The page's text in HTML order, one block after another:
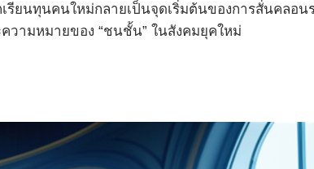
ยนทุนคนใหม่กลายเป็นจุดเริ่มต้นของการสั่นคลอน
วามหมายของ “ชนชั้น” ในสังคมยุคใหม่